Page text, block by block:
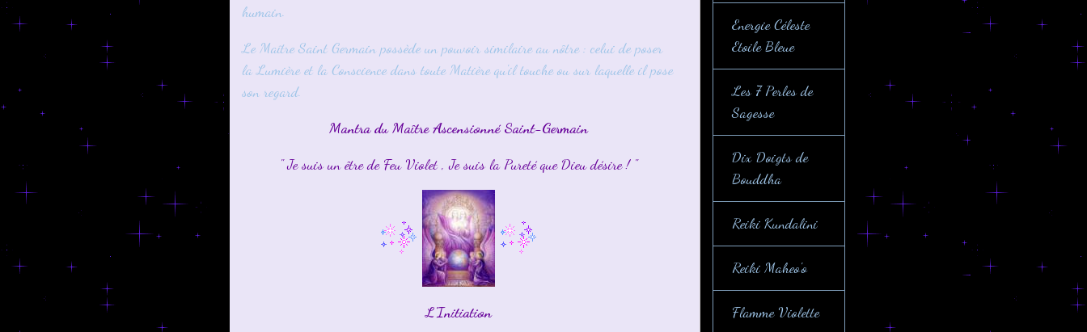
humain.
Le Maître Saint Germain possède un pouvoir similaire au nôtre : celui de poser
la Lumière et la Conscience dans toute Matière qu'il touche ou sur laquelle il pose
son regard.
Mantra du Maître Ascensionné Saint-Germain
" Je suis un être de Feu Violet , Je suis la Pureté que Dieu désire ! "
L'Initiation
Energie Céleste
Etoile Bleue
Les 7 Perles de
Sagesse
Dix Doigts de
Bouddha
Reiki Kundalini
Reiki Maheo'o
Flamme Violette